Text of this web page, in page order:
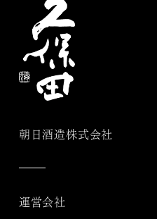
朝日酒造株式会社
運営会社